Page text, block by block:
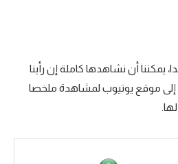
يمكننا أن نشاهدها كاملة إن رأينا
إلى موقع يوتيوب لمشاهدة ملخصا